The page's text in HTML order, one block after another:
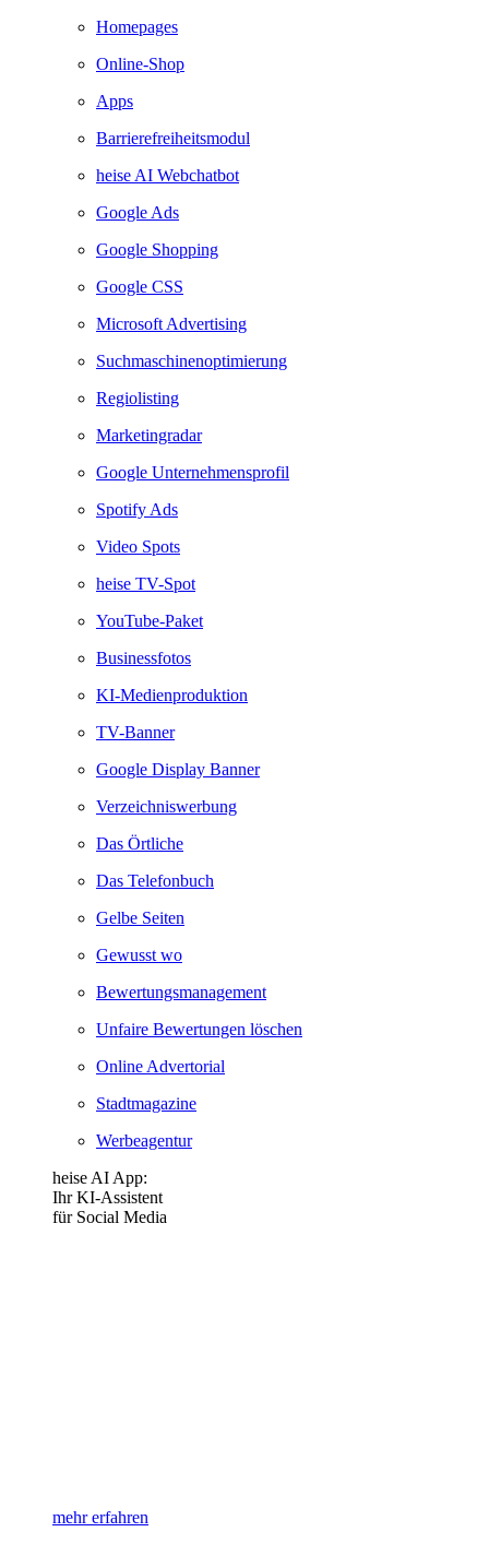
Homepages
Online-Shop
Apps
Barrierefreiheitsmodul
heise AI Webchatbot
Google Ads
Google Shopping
Google CSS
Microsoft Advertising
Suchmaschinenoptimierung
Regiolisting
Marketingradar
Google Unternehmensprofil
Spotify Ads
Video Spots
heise TV-Spot
YouTube-Paket
Businessfotos
KI-Medienproduktion
TV-Banner
Google Display Banner
Verzeichniswerbung
Das Örtliche
Das Telefonbuch
Gelbe Seiten
Gewusst wo
Bewertungsmanagement
Unfaire Bewertungen löschen
Online Advertorial
Stadtmagazine
Werbeagentur
heise AI App:
Ihr KI-Assistent
für Social Media
mehr erfahren